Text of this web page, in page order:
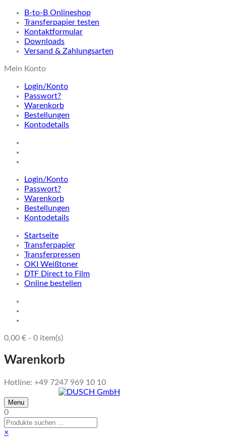
B-to-B Onlineshop
Transferpapier testen
Kontaktformular
Downloads
Versand & Zahlungsarten
Mein Konto
Login/Konto
Passwort?
Warenkorb
Bestellungen
Kontodetails
Login/Konto
Passwort?
Warenkorb
Bestellungen
Kontodetails
Startseite
Transferpapier
Transferpressen
OKI Weißtoner
DTF Direct to Film
Online bestellen
0,00 € - 0 item(s)
Warenkorb
Hotline: +49 7247 969 10 10
Menu
0
×